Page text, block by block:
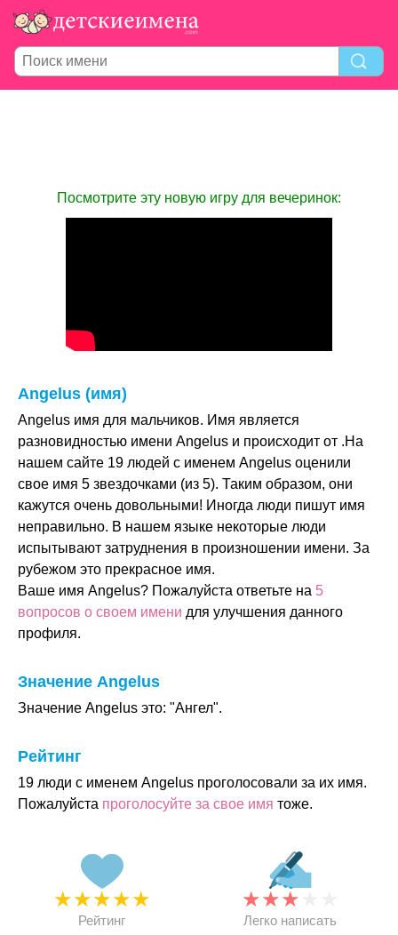
Посмотрите эту новую игру для вечеринок:
Angelus (имя)
Angelus имя для мальчиков. Имя является
разновидностью имени Angelus и происходит от .На
нашем сайте 19 людей с именем Angelus оценили
свое имя 5 звездочками (из 5). Таким образом, они
кажутся очень довольными! Иногда люди пишут имя
неправильно. В нашем языке некоторые люди
испытывают затруднения в произношении имени. За
рубежом это прекрасное имя.
Ваше имя Angelus? Пожалуйста ответьте на 5
вопросов о своем имени для улучшения данного
профиля.
Значение Angelus
Значение Angelus это: "Ангел".
Рейтинг
19 люди с именем Angelus проголосовали за их имя.
Пожалуйста проголосуйте за свое имя тоже.
★★★★★
Рейтинг
★★★
Легко написать